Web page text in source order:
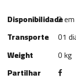
Disponibilidade
2
Transporte
01
Weight
0 kg
Partilhar